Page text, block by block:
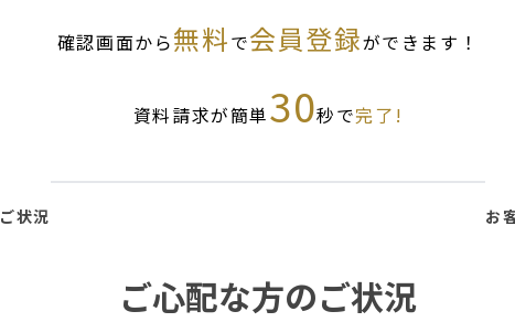
確認画面から無料で会員登録ができます！
資料請求が簡単30秒で完了!
ご状況 お
ご心配な方のご状況